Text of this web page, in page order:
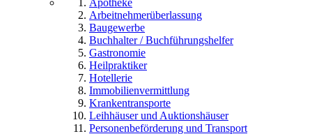
Apotheke
Arbeitnehmerüberlassung
Baugewerbe
Buchhalter / Buchführungshelfer
Gastronomie
Heilpraktiker
Hotellerie
Immobilienvermittlung
Krankentransporte
Leihhäuser und Auktionshäuser
Personenbeförderung und Transport